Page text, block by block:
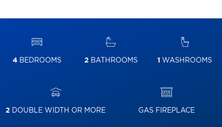
4 BEDROOMS 2BATHROOMS 1 WASHROOMS
2 DOUBLE WIDTH OR MORE GAS FIREPLACE